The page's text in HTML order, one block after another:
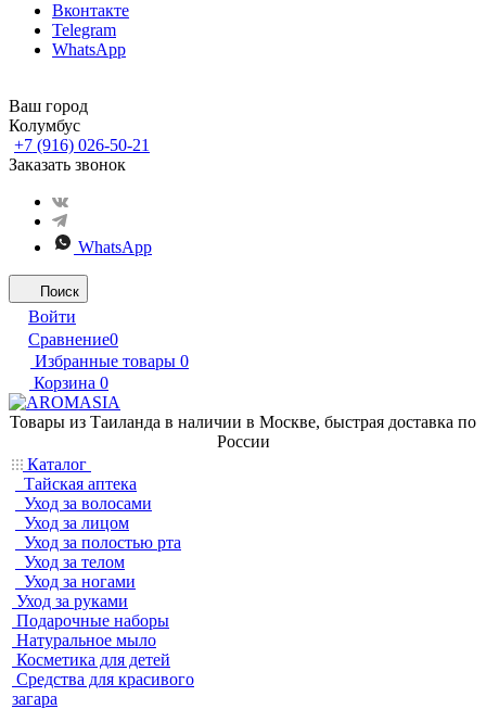
Вконтакте
Telegram
WhatsApp
Ваш город
Колумбус
+7 (916) 026-50-21
Заказать звонок
WhatsApp
Поиск
Войти
Сравнение0
Избранные товары 0
Корзина 0
Товары из Таиланда в наличии в Москве, быстрая доставка по
России
Каталог
Тайская аптека
Уход за волосами
Уход за лицом
Уход за полостью рта
Уход за телом
Уход за ногами
Уход за руками
Подарочные наборы
Натуральное мыло
Косметика для детей
Средства для красивого
загара